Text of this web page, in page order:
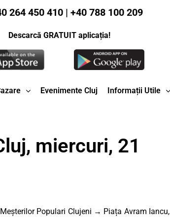
264 450 410 | +40 788 100 209
Descarcă GRATUIT aplicația!
Evenimente Cluj Informații Utile
miercuri, 21
Populari Clujeni → Piața Avram Iancu,